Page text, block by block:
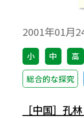
2001年01月
小 中 高
総合的な探究
［中国］孔